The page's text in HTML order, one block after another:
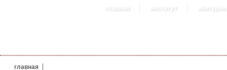
главная институт
главная